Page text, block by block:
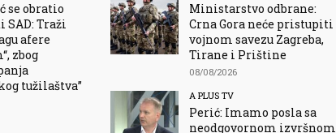
se obratio
SAD: Traži
afere
zbog
tužilaštva”
Ministarstvo odbrane:
Crna Gora neće pristupiti
vojnom savezu Zagreba,
Tirane i Prištine
08/08/2026
A PLUS TV
Perić: Imamo posla sa
neodgovornom izvršnom